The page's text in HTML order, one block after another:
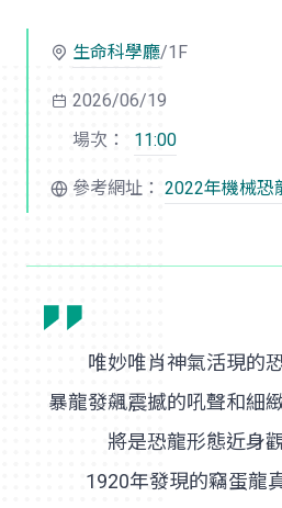
生命科學廳/1F
2026/06/19
場次：
11:00
參考網址： 2022年機械恐
唯妙唯肖神氣活現的
暴龍發飆震撼的吼聲和細
將是恐龍形態近身
1920年發現的竊蛋龍